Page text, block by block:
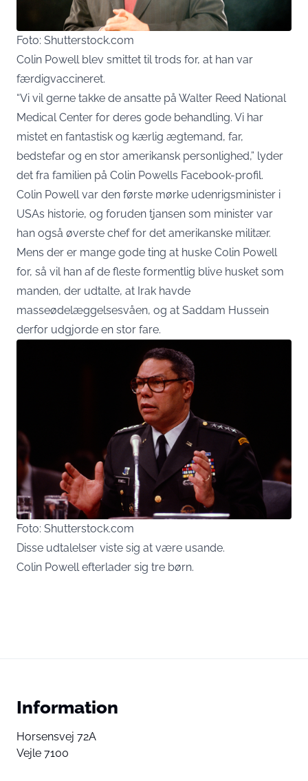
Foto: Shutterstock.com
Colin Powell blev smittet til trods for, at han var
færdigvaccineret.
“Vi vil gerne takke de ansatte på Walter Reed National
Medical Center for deres gode behandling. Vi har
mistet en fantastisk og kærlig ægtemand, far,
bedstefar og en stor amerikansk personlighed,” lyder
det fra familien på Colin Powells Facebook-profil.
Colin Powell var den første mørke udenrigsminister i
USAs historie, og foruden tjansen som minister var
han også øverste chef for det amerikanske militær.
Mens der er mange gode ting at huske Colin Powell
for, så vil han af de fleste formentlig blive husket som
manden, der udtalte, at Irak havde
masseødelæggelsesvåen, og at Saddam Hussein
derfor udgjorde en stor fare.
Foto: Shutterstock.com
Disse udtalelser viste sig at være usande.
Colin Powell efterlader sig tre børn.
Information
Horsensvej 72A
Vejle 7100